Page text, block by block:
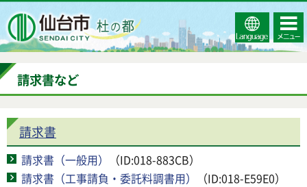
Select
Language
コンテ
ンツメ
ニュー
請求書など
請求書
請求書（一般用）
（ID:018-883CB）
請求書（工事請負・委託料調書用）
（ID:018-E59E0）